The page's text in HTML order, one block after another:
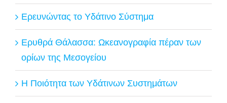
Ερευνώντας το Υδάτινο Σύστημα
Ερυθρά Θάλασσα: Ωκεανογραφία πέραν των
ορίων της Μεσογείου
Η Ποιότητα των Υδάτινων Συστημάτων